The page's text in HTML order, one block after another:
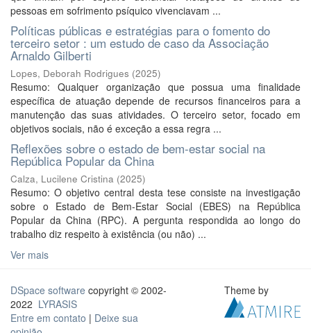
pessoas em sofrimento psíquico vivenciavam ...
Políticas públicas e estratégias para o fomento do
terceiro setor : um estudo de caso da Associação
Arnaldo Gilberti
Lopes, Deborah Rodrigues (2025)
Resumo: Qualquer organização que possua uma finalidade
específica de atuação depende de recursos financeiros para a
manutenção das suas atividades. O terceiro setor, focado em
objetivos sociais, não é exceção a essa regra ...
Reflexões sobre o estado de bem-estar social na
República Popular da China
Calza, Lucilene Cristina (2025)
Resumo: O objetivo central desta tese consiste na investigação
sobre o Estado de Bem-Estar Social (EBES) na República
Popular da China (RPC). A pergunta respondida ao longo do
trabalho diz respeito à existência (ou não) ...
Ver mais
DSpace software copyright © 2002-
2022 LYRASIS
Entre em contato | Deixe sua
Theme by